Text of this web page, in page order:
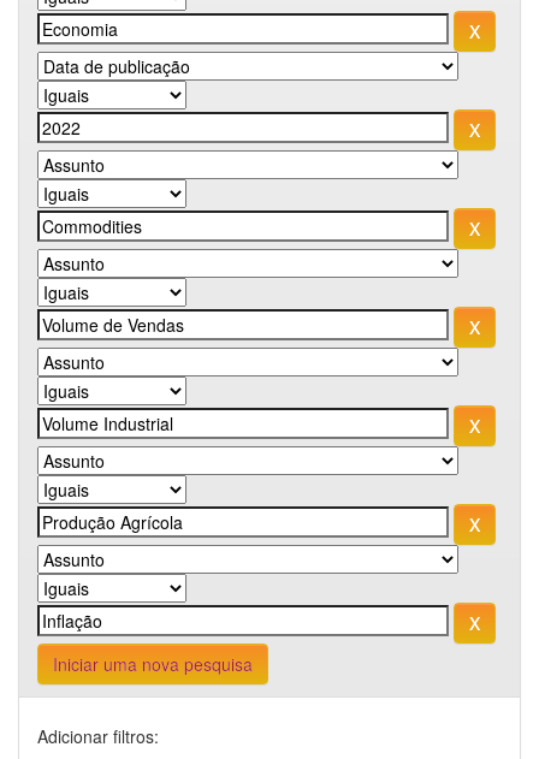
Iniciar uma nova pesquisa
Adicionar filtros: